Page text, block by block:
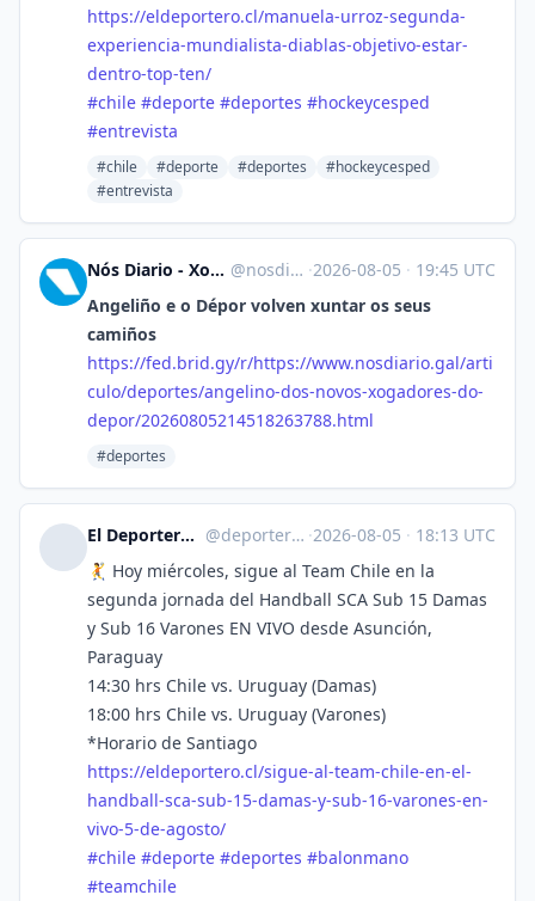
https://eldeportero.cl/manuela-urroz-segunda-
experiencia-mundialista-diablas-objetivo-estar-
dentro-top-ten/
#chile #deporte #deportes #hockeycesped
#entrevista
#chile #deporte #deportes
#hockeycesped
#entrevista
Nós Diario - Xornal de intereses galegos [Unofficial] @nosdiario.gal@web.brid.gy ·2026-08-05 · 19:45 UTC
Angeliño e o Dépor volven xuntar os seus
camiños
https://fed.brid.gy/r/https://www.nosdiario.gal/arti
culo/deportes/angelino-dos-novos-xogadores-do-
depor/20260805214518263788.html
#deportes
El Deportero :verified: :fiu: @deporterochile@lile.cl ·2026-08-05 · 18:13 UTC
🤾 Hoy miércoles, sigue al Team Chile en la
segunda jornada del Handball SCA Sub 15 Damas
y Sub 16 Varones EN VIVO desde Asunción,
Paraguay
14:30 hrs Chile vs. Uruguay (Damas)
18:00 hrs Chile vs. Uruguay (Varones)
*Horario de Santiago
https://eldeportero.cl/sigue-al-team-chile-en-el-
handball-sca-sub-15-damas-y-sub-16-varones-en-
vivo-5-de-agosto/
#chile #deporte #deportes #balonmano
#teamchile